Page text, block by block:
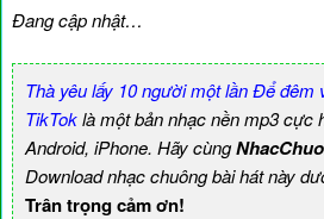
Đang cập nhật…
Thà yêu lấy 10 người một lần Để
TikToklà một bản nhạc nền mp3 cực
Android, iPhone. Hãy cùng
Download nhạc chuông bài hát này
Trân trọng cảm ơn!